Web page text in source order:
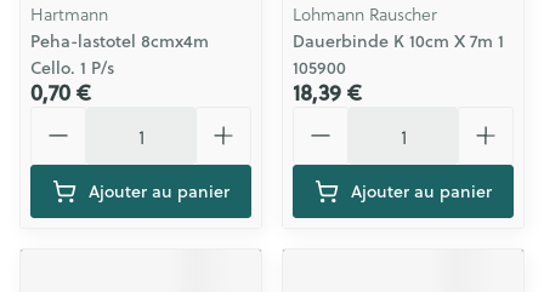
Hartmann
Peha-lastotel 8cmx4m
Cello. 1 P/s
0,70 €
Ajouter au panier
Lohmann Rauscher
Dauerbinde K 10cm X 7m 1
105900
18,39 €
Ajouter au panier